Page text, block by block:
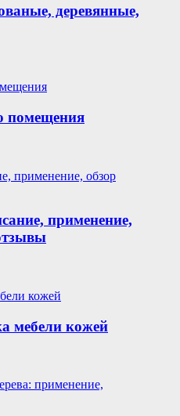
деревянные,
помещения
применение,
мебели кожей